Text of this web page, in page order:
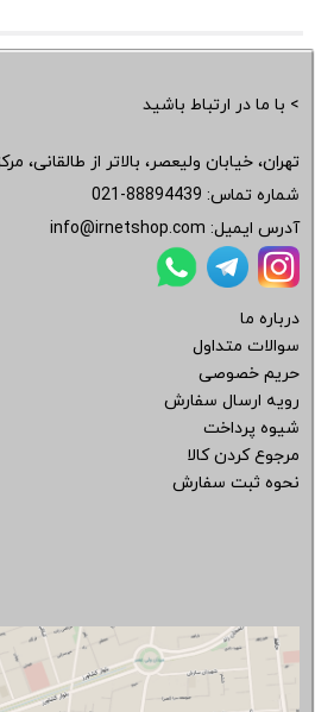
> با ما در ارتباط باشید
تهران، خیابان ولیعصر، بالاتر از طالقانی،
شماره تماس: 021-88894439
آدرس ایمیل: info@irnetshop.com
درباره ما
سوالات متداول
حریم خصوصی
رویه ارسال سفارش
شیوه پرداخت
مرجوع کردن کالا
نحوه ثبت سفارش